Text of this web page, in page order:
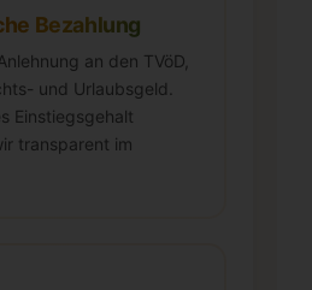
Bezahlung
an den TVöD,
und Urlaubsgeld.
Einstiegsgehalt
transparent im